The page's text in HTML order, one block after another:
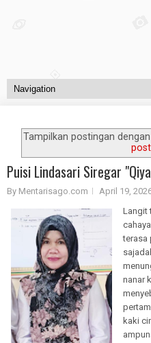
Tampilkan postingan dengan
Puisi Lindasari Siregar
By Mentarisago.com April 19,
Langit
terasa
nanar
kaki